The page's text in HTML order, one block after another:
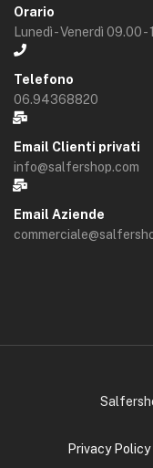
Orario
Lunedì - Venerdì 09.00 -
Telefono
06.94368820
Email Clienti privati
info@salfershop.com
Email Aziende
Privacy Policy